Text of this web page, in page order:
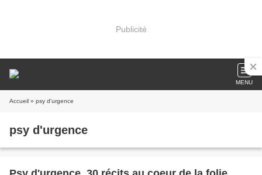
Publicité
MENU
Accueil » psy d'urgence
psy d'urgence